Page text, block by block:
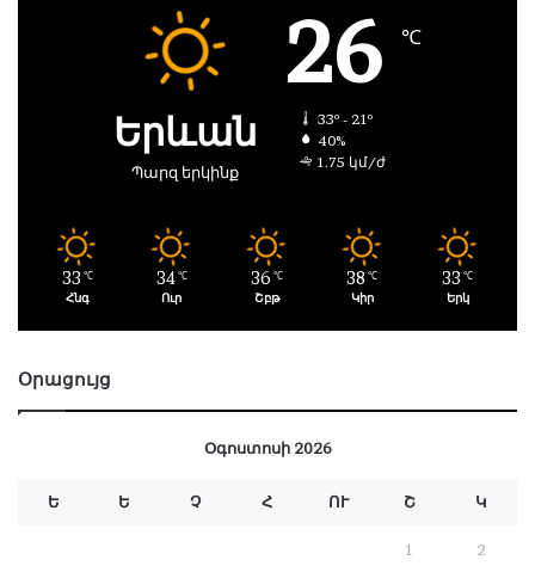
Երևան
Պարզ երկինք
26 ℃
33º - 21º
40%
1.75 կմ/ժ
33 ℃
Հնգ
34 ℃
Ուր
36 ℃
Շբթ
38 ℃
Կիր
33 ℃
Երկ
Օրացույց
Օգոստոսի 2026
Ե Ե Չ Հ ՈՒ Շ Կ
1 2